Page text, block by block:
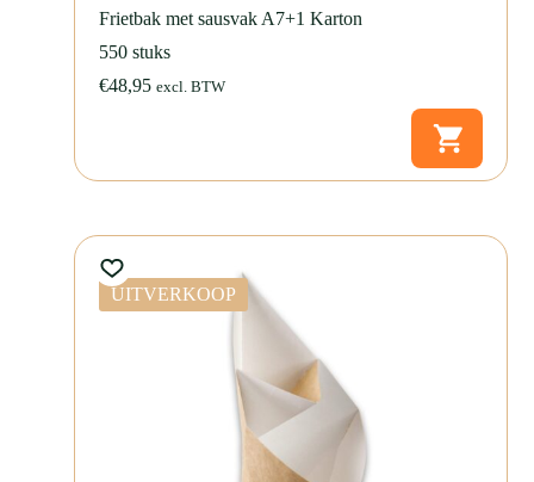
Frietbak met sausvak A7+1 Karton
550 stuks
€48,95 excl. BTW
UITVERKOOP